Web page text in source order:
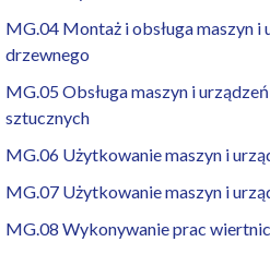
MG.04 Montaż i obsługa maszyn i
drzewnego
MG.05 Obsługa maszyn i
sztucznych
MG.06 Użytkowanie maszyn i
MG.07 Użytkowanie maszyn i
MG.08 Wykonywanie prac